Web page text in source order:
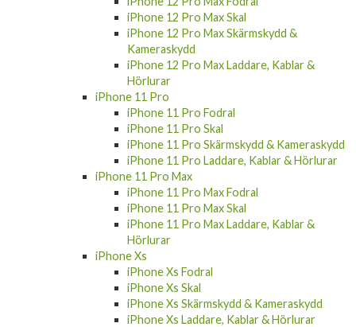
iPhone 12 Pro Max Skärmskydd &
Kameraskydd
iPhone 12 Pro Max Laddare, Kablar &
Hörlurar
iPhone 11 Pro
iPhone 11 Pro Fodral
iPhone 11 Pro Skal
iPhone 11 Pro Skärmskydd & Kameraskydd
iPhone 11 Pro Laddare, Kablar & Hörlurar
iPhone 11 Pro Max
iPhone 11 Pro Max Fodral
iPhone 11 Pro Max Skal
iPhone 11 Pro Max Laddare, Kablar &
Hörlurar
iPhone Xs
iPhone Xs Fodral
iPhone Xs Skal
iPhone Xs Skärmskydd & Kameraskydd
iPhone Xs Laddare, Kablar & Hörlurar
iPhone Xs Max